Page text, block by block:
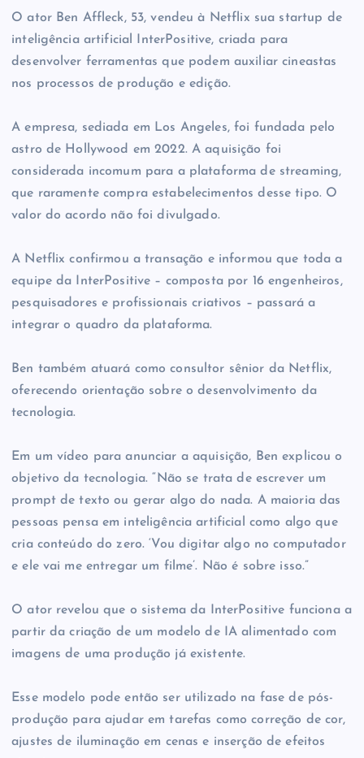
O ator Ben Affleck, 53, vendeu à Netflix sua startup de
inteligência artificial InterPositive, criada para
desenvolver ferramentas que podem auxiliar cineastas
nos processos de produção e edição.
A empresa, sediada em Los Angeles, foi fundada pelo
astro de Hollywood em 2022. A aquisição foi
considerada incomum para a plataforma de streaming,
que raramente compra estabelecimentos desse tipo. O
valor do acordo não foi divulgado.
A Netflix confirmou a transação e informou que toda a
equipe da InterPositive – composta por 16 engenheiros,
pesquisadores e profissionais criativos – passará a
integrar o quadro da plataforma.
Ben também atuará como consultor sênior da Netflix,
oferecendo orientação sobre o desenvolvimento da
tecnologia.
Em um vídeo para anunciar a aquisição, Ben explicou o
objetivo da tecnologia. “Não se trata de escrever um
prompt de texto ou gerar algo do nada. A maioria das
pessoas pensa em inteligência artificial como algo que
cria conteúdo do zero. ‘Vou digitar algo no computador
e ele vai me entregar um filme’. Não é sobre isso.”
O ator revelou que o sistema da InterPositive funciona a
partir da criação de um modelo de IA alimentado com
imagens de uma produção já existente.
Esse modelo pode então ser utilizado na fase de pós-
produção para ajudar em tarefas como correção de cor,
ajustes de iluminação em cenas e inserção de efeitos